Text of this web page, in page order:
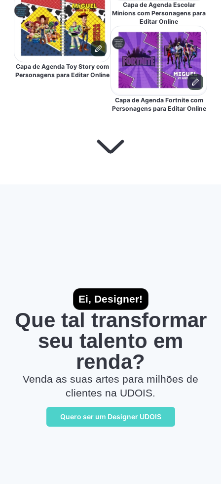
Capa de Agenda Toy Story com
Personagens para Editar Online
Capa de Agenda Escolar
Minions com Personagens para
Editar Online
Capa de Agenda Fortnite com
Personagens para Editar Online
Ei, Designer!
Que tal transformar
seu talento em
renda?
Venda as suas artes para milhões de
clientes na UDOIS.
Quero ser um Designer UDOIS